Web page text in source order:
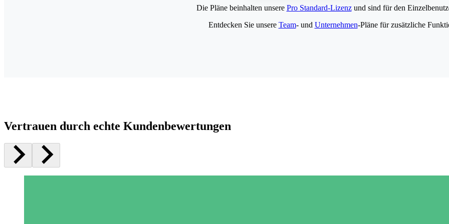
Die Pläne beinhalten unsere Pro Standard-Lizenzund sind für den
Entdecken Sie unsere Team- und Unternehmen-Pläne für zusätzliche
Vertrauen durch echte Kundenbewertungen